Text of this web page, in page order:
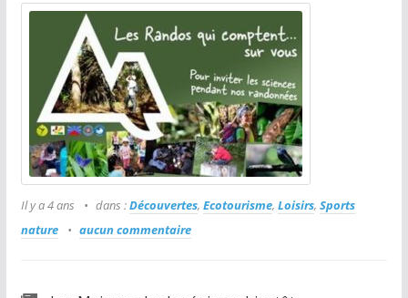
Il y a 4 ans dans :Découvertes, Ecotourisme, Loisirs, Sports
nature
aucun commentaire